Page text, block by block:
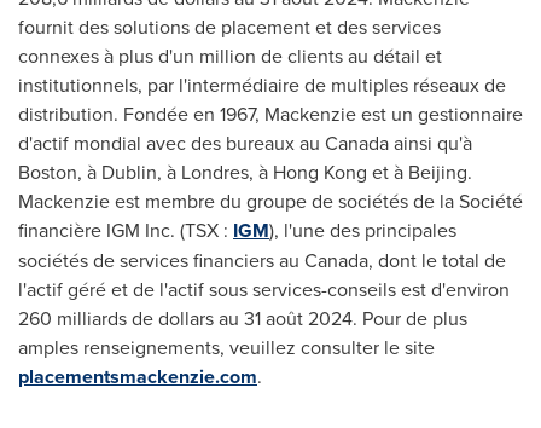
fournit des solutions de placement et des services
connexes à plus d'un million de clients au détail et
institutionnels, par l'intermédiaire de multiples réseaux de
distribution. Fondée en 1967, Mackenzie est un gestionnaire
d'actif mondial avec des bureaux au Canadaainsi qu'à
Boston, à Dublin, à Londres, à Hong Kong et à Beijing.
Mackenzie est membre du groupe de sociétés de la Société
financière IGM Inc. (TSX : IGM), l'une des principales
sociétés de services financiers au Canada, dont le total de
l'actif géré et de l'actif sous services-conseils est d'environ
260 milliards de dollars au 31 août 2024. Pour de plus
amples renseignements, veuillez consulter le site
placementsmackenzie.com.